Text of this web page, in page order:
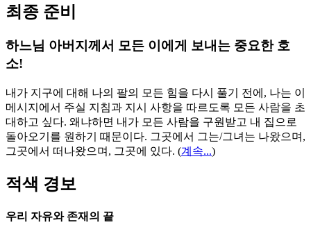
최종 준비
하느님 아버지께서 모든 이에게 보내는 중요한 호
소!
내가 지구에 대해 나의 팔의 모든 힘을 다시 풀기 전에, 나는 이
메시지에서 주실 지침과 지시 사항을 따르도록 모든 사람을 초
대하고 싶다. 왜냐하면 내가 모든 사람을 구원받고 내 집으로
돌아오기를 원하기 때문이다. 그곳에서 그는/그녀는 나왔으며,
그곳에서 떠나왔으며, 그곳에 있다. (계속...)
적색 경보
우리 자유와 존재의 끝